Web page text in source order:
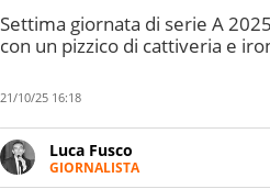
Settima giornata di serie A
con un pizzico di cattiveria e
21/10/25 16:18
Luca Fusco
GIORNALISTA